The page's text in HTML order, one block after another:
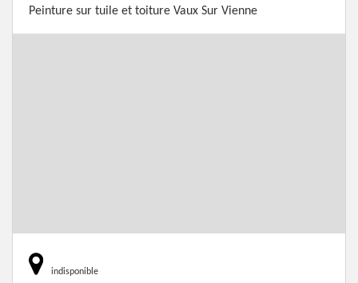
Peinture sur tuile et toiture Vaux Sur Vienne
indisponible